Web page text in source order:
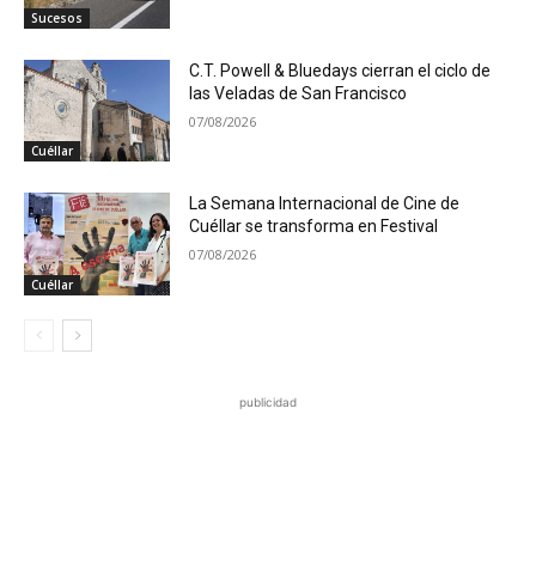
Sucesos
Cuéllar
C.T. Powell & Bluedays cierran el ciclo de
las Veladas de San Francisco
07/08/2026
Cuéllar
La Semana Internacional de Cine de
Cuéllar se transforma en Festival
07/08/2026
publicidad